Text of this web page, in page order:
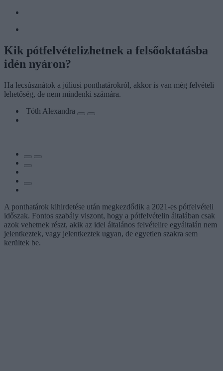
Kik pótfelvételizhetnek a felsőoktatásba
idén nyáron?
Ha lecsúsznátok a júliusi ponthatárokról, akkor is van még felvételi
lehetőség, de nem mindenki számára.
Tóth Alexandra
A ponthatárok kihirdetése után megkezdődik a 2021-es pótfelvételi
időszak. Fontos szabály viszont, hogy a pótfelvételin általában csak
azok vehetnek részt, akik az idei általános felvételire egyáltalán nem
jelentkeztek, vagy jelentkeztek ugyan, de egyetlen szakra sem
kerültek be.